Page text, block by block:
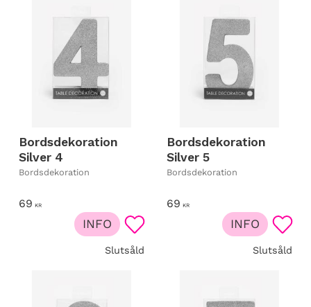
Bordsdekoration
Silver 4
Bordsdekoration
69 KR
Lägg till i favoriter
Slutsåld
INFO
Bordsdekoration
Silver 5
Bordsdekoration
69 KR
Slutsåld
INFO